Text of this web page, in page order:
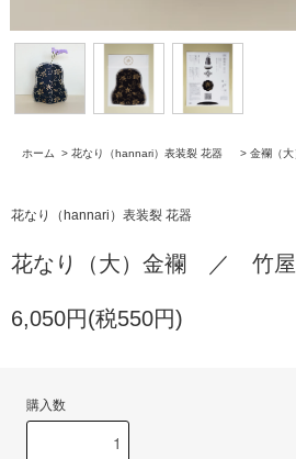
ホーム > 花なり（hannari）表装裂 花器 > 金襴（大
花なり（hannari）表装裂 花器
花なり（大）金襴 ／ 竹
6,050円(税550円)
購入数